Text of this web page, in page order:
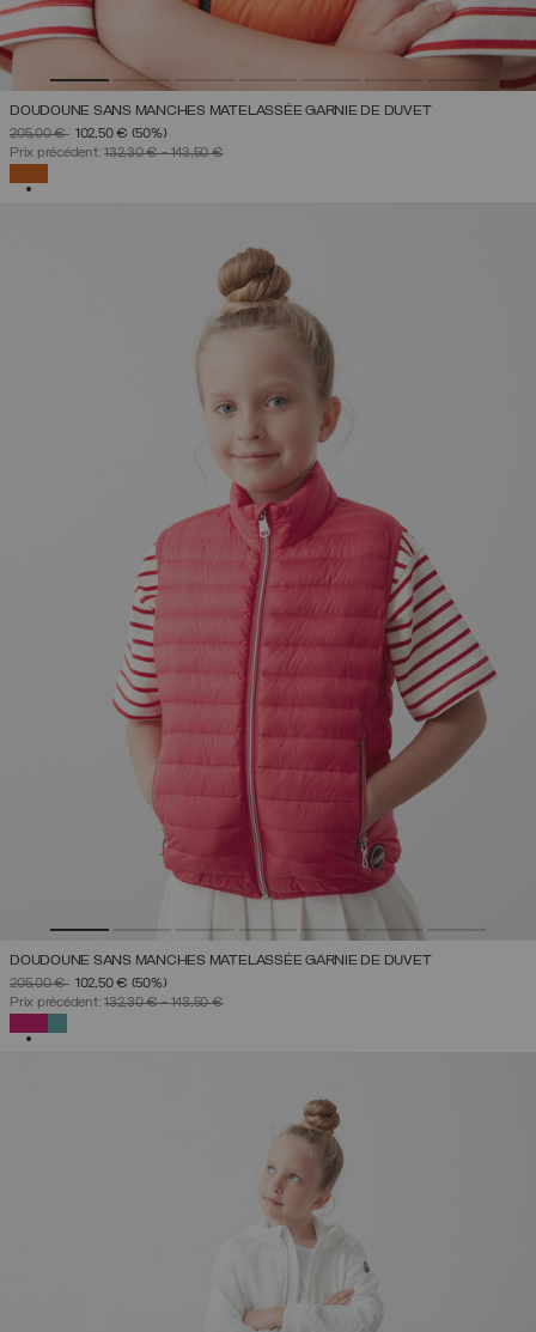
DOUDOUNE SANS MANCHES MATELASSÉE GARNIE DE DUVET
PRIX RÉDUIT DE
205,00 €À102,50 € (50%)
Prix précédent:132,30 €-143,50 €
DOUDOUNE SANS MANCHES MATELASSÉE GARNIE DE DUVET
PRIX RÉDUIT DE
205,00 €À102,50 € (50%)
Prix précédent:132,30 €-143,50 €